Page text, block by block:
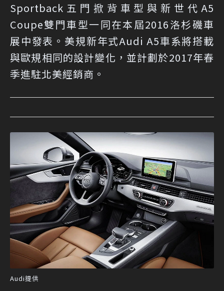
Sportback五門掀背車型與新世代A5
Coupe雙門車型一同在本屆2016洛杉磯車
展中發表。美規新年式Audi A5車系將搭載
與歐規相同的設計變化，並計劃於2017年春
季進駐北美經銷商。
Audi提供